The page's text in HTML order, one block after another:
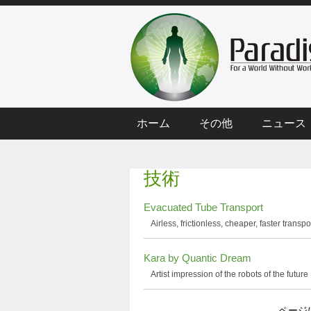
ホーム その他 ニュース
技術
Evacuated Tube Transport
Airless, frictionless, cheaper, faster
Kara by Quantic Dream
Artist impression of the robots of the future